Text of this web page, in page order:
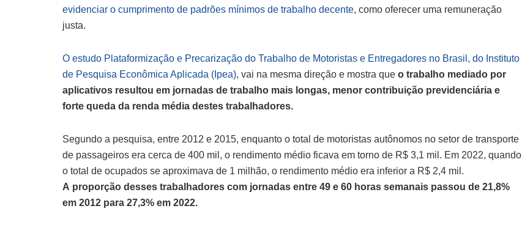
evidenciar o cumprimento de padrões mínimos de trabalho decente, como oferecer uma remuneração
justa.
O estudo Plataformização e Precarização do Trabalho de Motoristas e Entregadores no Brasil, do Instituto
de Pesquisa Econômica Aplicada (Ipea), vai na mesma direção e mostra que o trabalho mediado por
aplicativos resultou em jornadas de trabalho mais longas, menor contribuição previdenciária e
forte queda da renda média destes trabalhadores.
Segundo a pesquisa, entre 2012 e 2015, enquanto o total de motoristas autônomos no setor de transporte
de passageiros era cerca de 400 mil, o rendimento médio ficava em torno de R$ 3,1 mil. Em 2022, quando
o total de ocupados se aproximava de 1 milhão, o rendimento médio era inferior a R$ 2,4 mil.
A proporção desses trabalhadores com jornadas entre 49 e 60 horas semanais passou de 21,8%
em 2012 para 27,3% em 2022.